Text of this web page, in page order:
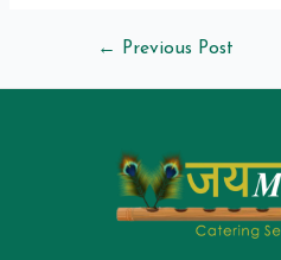
← Previous Post